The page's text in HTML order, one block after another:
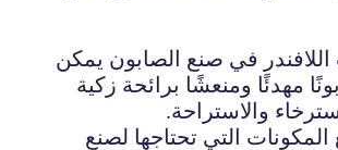
في صنع الصابون يمكن
مهدئًا ومنعشًا برائحة زكية
والاستراحة.
التي تحتاجها لصنع